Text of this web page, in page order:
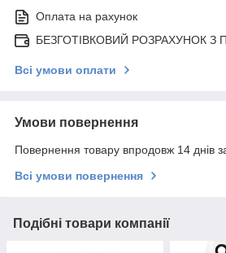
Оплата на рахунок
БЕЗГОТІВКОВИЙ РОЗРАХУНОК З
Всі умови оплати
Умови повернення
Повернення товару впродовж 14 днів
Всі умови повернення
Подібні товари компанії